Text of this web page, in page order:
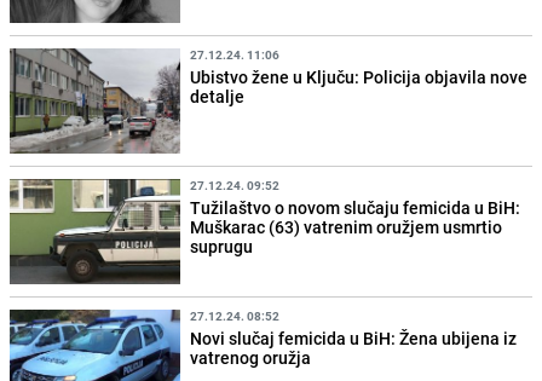
27.12.24. 11:06
Ubistvo žene u Ključu: Policija objavila nove
detalje
27.12.24. 09:52
Tužilaštvo o novom slučaju femicida u BiH:
Muškarac (63) vatrenim oružjem usmrtio
suprugu
27.12.24. 08:52
Novi slučaj femicida u BiH: Žena ubijena iz
vatrenog oružja